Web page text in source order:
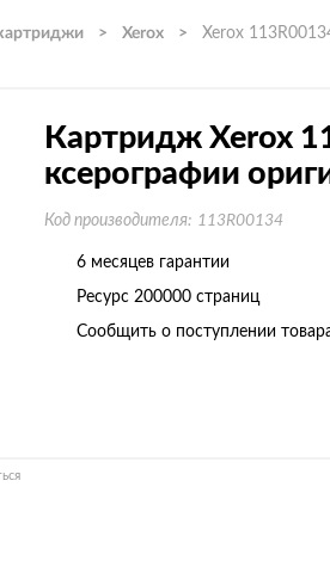
> Xerox > Xerox
Картридж Xerox
ксерографии
Код производителя: 113R00134
6 месяцев гарантии
Ресурс 200000 страниц
Сообщить о поступлении